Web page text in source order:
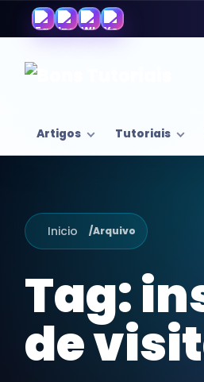
Artigos Tutoriais
Inicio /Arquivo
Tag:
de